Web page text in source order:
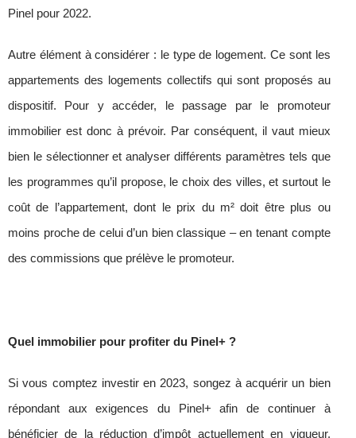
Pinel pour 2022.
Autre élément à considérer : le type de logement. Ce sont les
appartements des logements collectifs qui sont proposés au
dispositif. Pour y accéder, le passage par le promoteur
immobilier est donc à prévoir. Par conséquent, il vaut mieux
bien le sélectionner et analyser différents paramètres tels que
les programmes qu’il propose, le choix des villes, et surtout le
coût de l’appartement, dont le prix du m² doit être plus ou
moins proche de celui d’un bien classique – en tenant compte
des commissions que prélève le promoteur.
Quel immobilier pour profiter du Pinel+ ?
Si vous comptez investir en 2023, songez à acquérir un bien
répondant aux exigences du Pinel+ afin de continuer à
bénéficier de la réduction d’impôt actuellement en vigueur,